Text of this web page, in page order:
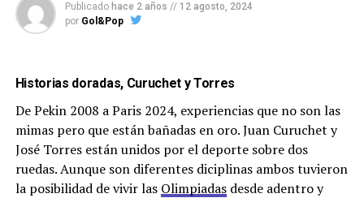
Publicado hace 2 años // 12 agosto, 2024
por Gol&Pop
Historias doradas, Curuchet y Torres
De Pekin 2008 a Paris 2024, experiencias que no son las
mimas pero que están bañadas en oro. Juan Curuchet y
José Torres están unidos por el deporte sobre dos
ruedas. Aunque son diferentes diciplinas ambos tuvieron
la posibilidad de vivir las Olimpiadasdesde adentro y